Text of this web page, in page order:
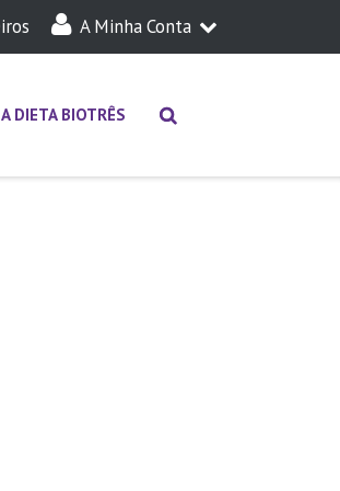
A Minha Conta
Login
A DIETA BIOTRÊS